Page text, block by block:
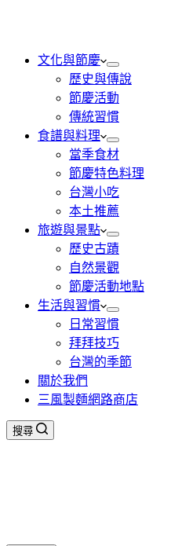
文化與節慶
歷史與傳說
節慶活動
傳統習慣
食譜與料理
當季食材
節慶特色料理
台灣小吃
本土推薦
旅遊與景點
歷史古蹟
自然景觀
節慶活動地點
生活與習慣
日常習慣
拜拜技巧
台灣的季節
關於我們
三風製麵網路商店
搜尋